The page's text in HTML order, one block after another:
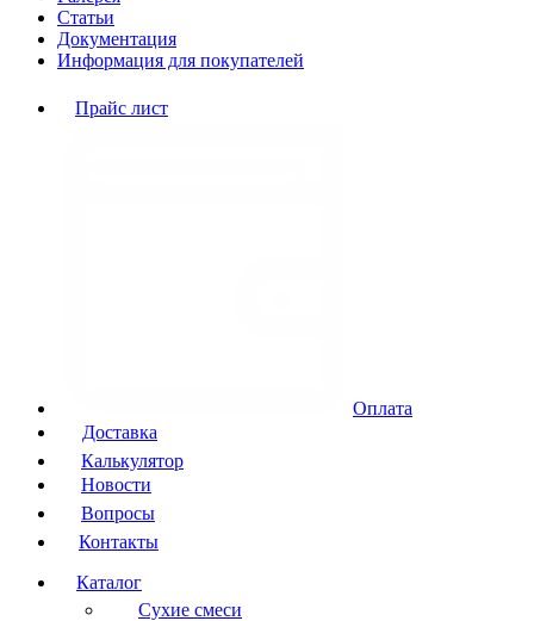
Статьи
Документация
Информация для покупателей
Прайс лист
Оплата
Доставка
Калькулятор
Новости
Вопросы
Контакты
Каталог
Сухие смеси